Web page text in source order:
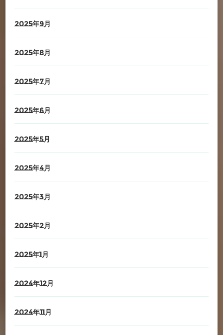
2025年9月
2025年8月
2025年7月
2025年6月
2025年5月
2025年4月
2025年3月
2025年2月
2025年1月
2024年12月
2024年11月